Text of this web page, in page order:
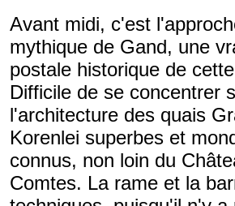
Avant midi, c'est
mythique de Gand, une
postale historique de
Difficile de se concentrer
l'architecture des quais
Korenlei superbes et
connus, non loin du
Comtes. La rame et la